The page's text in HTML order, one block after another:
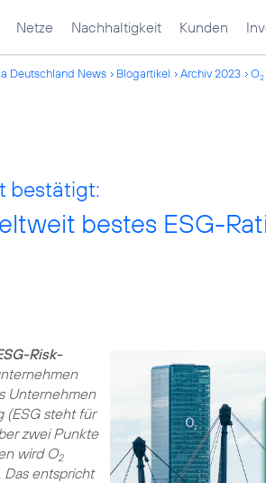
Netze Nachhaltigkeit Kunden
Deutschland News Blogartikel Archiv 2023 O2
bestätigt:
bestes ESG-
Risk-
Unternehmen
(ESG steht für
zwei Punkte
wird O2
Das entspricht